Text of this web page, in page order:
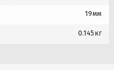
19мм
0.145кг